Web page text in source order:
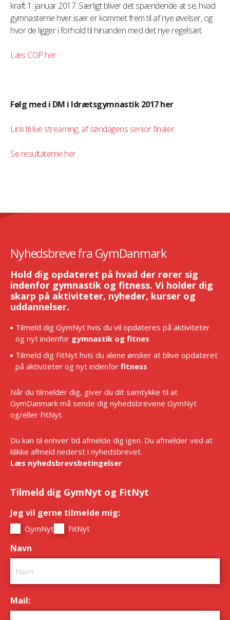
kraft 1. januar 2017. Særligt bliver det spændende at se, hvad
gymnasterne hver især er kommet frem til af nye øvelser, og
hvor de ligger i forhold til hinanden med det nye regelsæt.
Læs COP her
Følg med i DM i Idrætsgymnastik 2017 her
Link til live streaming, af søndagens senior finaler
Se resultaterne her
Nyhedsbreve fra GymDanmark
Hold dig opdateret på hvad der rører sig
indenfor gymnastik og fitness. Vi holder dig
skarp på aktiviteter, nyheder, kurser og
uddannelser.
Tilmeld dig GymNyt hvis du vil opdateres på aktiviteter
og nyt indenfor gymnastik og fitnes
Tilmeld dig FitNyt hvis du alene ønsker at blive opdateret
på aktiviteter og nyt indenfor fitness
Når du tilmelder dig, giver du dit samtykke til at
GymDanmark må sende dig nyhedsbrevene GymNyt
og/eller FitNyt.
Du kan til enhver tid afmelde dig igen. Du afmelder ved at
klikke afmeld nederst i nyhedsbrevet.
Læs nyhedsbrevsbetingelser
Tilmeld dig GymNyt og FitNyt
Jeg vil gerne tilmelde mig:
GymNyt FitNyt
Navn
Mail: